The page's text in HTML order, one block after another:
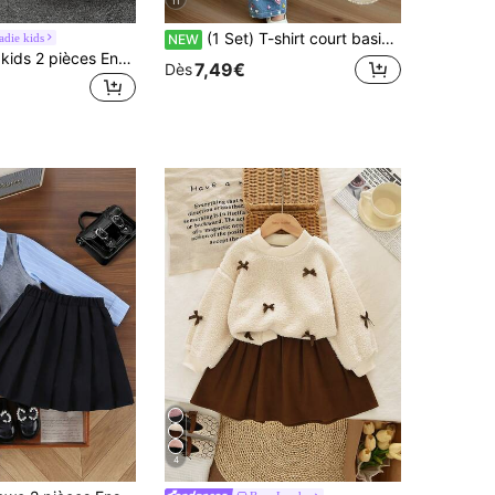
kids
SHEIN Elladie kids 2 pièces Ensemble de veste à col tailleur à manches longues et robe patineuse à imprimé floral à taille élastique, convient pour une tenue décontractée, de vacances, de printemps/automne pour jeune fille. 2 pièces Tenues pour jeune fille Veste en velours côtelé Veste en velours côtelé pour jeune fille Veste en velours côtelé pour jeune fille en hiver
NEW (1 Set) T-shirt court basique et pantalon large pour jeunes filles, style décontracté et frais, avec motif cerise diamant et cœur diamant coloré
Dès7,49€
de Court Ensemble de chemises pour jeunes filles
4